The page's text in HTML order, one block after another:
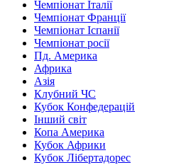
Чемпіонат Італії
Чемпіонат Франції
Чемпіонат Іспанії
Чемпіонат росії
Пд. Америка
Африка
Азія
Клубний ЧС
Кубок Конфедерацій
Інший світ
Копа Америка
Кубок Африки
Кубок Лібертадорес